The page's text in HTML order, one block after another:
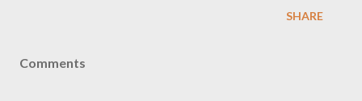
SHARE
Comments